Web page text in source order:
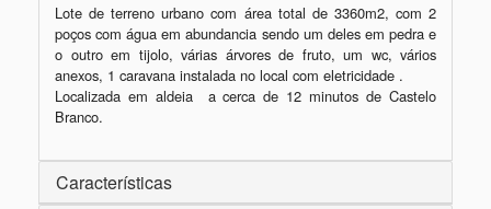
Lote de terreno urbano com área total de 3360m2, com 2
poços com água em abundancia sendo um deles em pedra e
o outro em tijolo, várias árvores de fruto, um wc, vários
anexos, 1 caravana instalada no local com eletricidade .
Localizada em aldeia  a cerca de 12 minutos de Castelo
Branco.
Características